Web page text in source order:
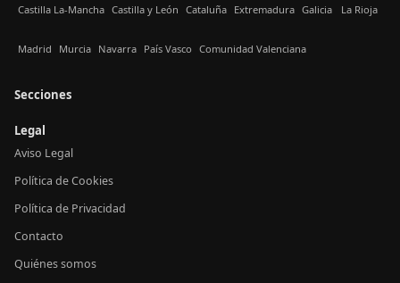
Castilla La-Mancha Castilla y León Cataluña Extremadura Galicia La Rioja
Madrid Murcia Navarra País Vasco Comunidad Valenciana
Secciones
Legal
Aviso Legal
Política de Cookies
Política de Privacidad
Contacto
Quiénes somos